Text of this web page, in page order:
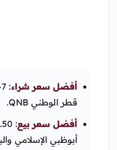
أفضل سعر شراء
قطر الوطني QNB.
أفضل سعر بيع
أبوظبي الإسلامي